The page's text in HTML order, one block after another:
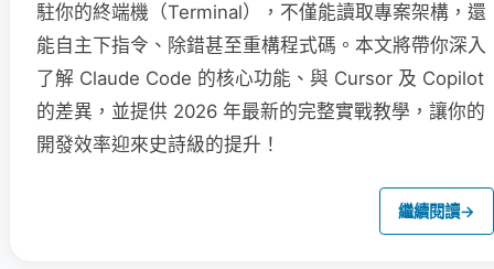
駐你的終端機（Terminal），不僅能讀取專案架構，還
能自主下指令、除錯甚至重構程式碼。本文將帶你深入
了解 Claude Code 的核心功能、與 Cursor 及 Copilot
的差異，並提供 2026 年最新的完整實戰教學，讓你的
開發效率迎來史詩級的提升！
繼續閱讀→